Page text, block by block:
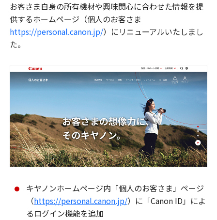
お客さま自身の所有機材や興味関心に合わせた情報を提
供するホームページ（個人のお客さま
https://personal.canon.jp/）にリニューアルいたしまし
た。
キヤノンホームページ内「個人のお客さま」ページ
（https://personal.canon.jp/）に「Canon ID」によ
るログイン機能を追加